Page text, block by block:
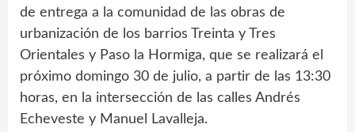
de entrega a la comunidad de las obras de
urbanización de los barrios Treinta y Tres
Orientales y Paso la Hormiga, que se realizará el
próximo domingo 30 de julio, a partir de las 13:30
horas, en la intersección de las calles Andrés
Echeveste y Manuel Lavalleja.